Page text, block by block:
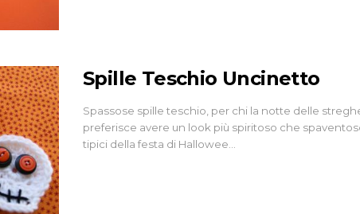
Spille Teschio Uncinetto
Spassose spille teschio, per chi la notte delle
preferisce avere un look più spiritoso che
tipici della festa di Hallowee…